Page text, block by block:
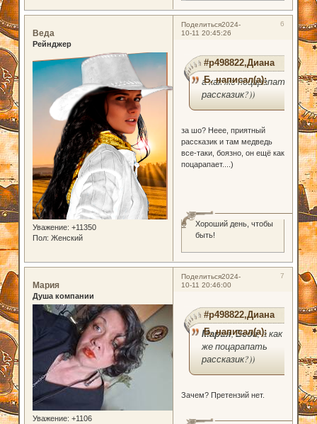
Поделиться 6
2024-
10-11 20:45:26
Веда
Рейнджер
Уважение: +11350
Пол: Женский
#p498822,Диана
Б. написал(а):
а как же поцарапать
рассказик?))
за шо? Неее, приятный
рассказик и там медведь
все-таки, боязно, он ещё как
поцарапает....)
Хороший день, чтобы
быть!
0
Поделиться 7
2024-
10-11 20:46:00
Мария
Душа компании
Уважение: +1106
#p498822,Диана
Б. написал(а):
Мария,Веда, а как
же поцарапать
рассказик?))
Зачем? Претензий нет.